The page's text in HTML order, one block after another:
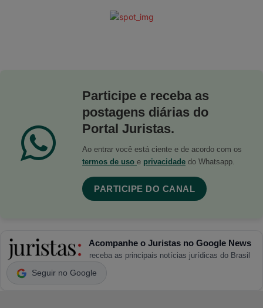
Participe e receba as
postagens diárias do
Portal Juristas.
Ao entrar você está ciente e de acordo com os
termos de uso e privacidade do Whatsapp.
PARTICIPE DO CANAL
Acompanhe o Juristas no Google News
receba as principais notícias jurídicas do Brasil
Seguir no Google